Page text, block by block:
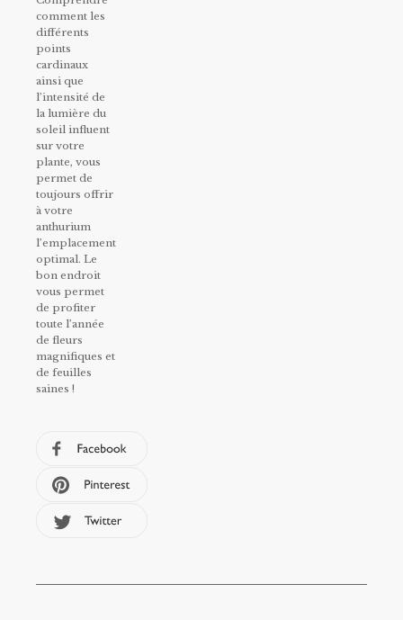
comment les
différents
points
cardinaux
ainsi que
l’intensité de
la lumière du
soleil influent
sur votre
plante, vous
permet de
toujours offrir
à votre
anthurium
l’emplacement
optimal. Le
bon endroit
vous permet
de profiter
toute l’année
de fleurs
magnifiques et
de feuilles
saines !